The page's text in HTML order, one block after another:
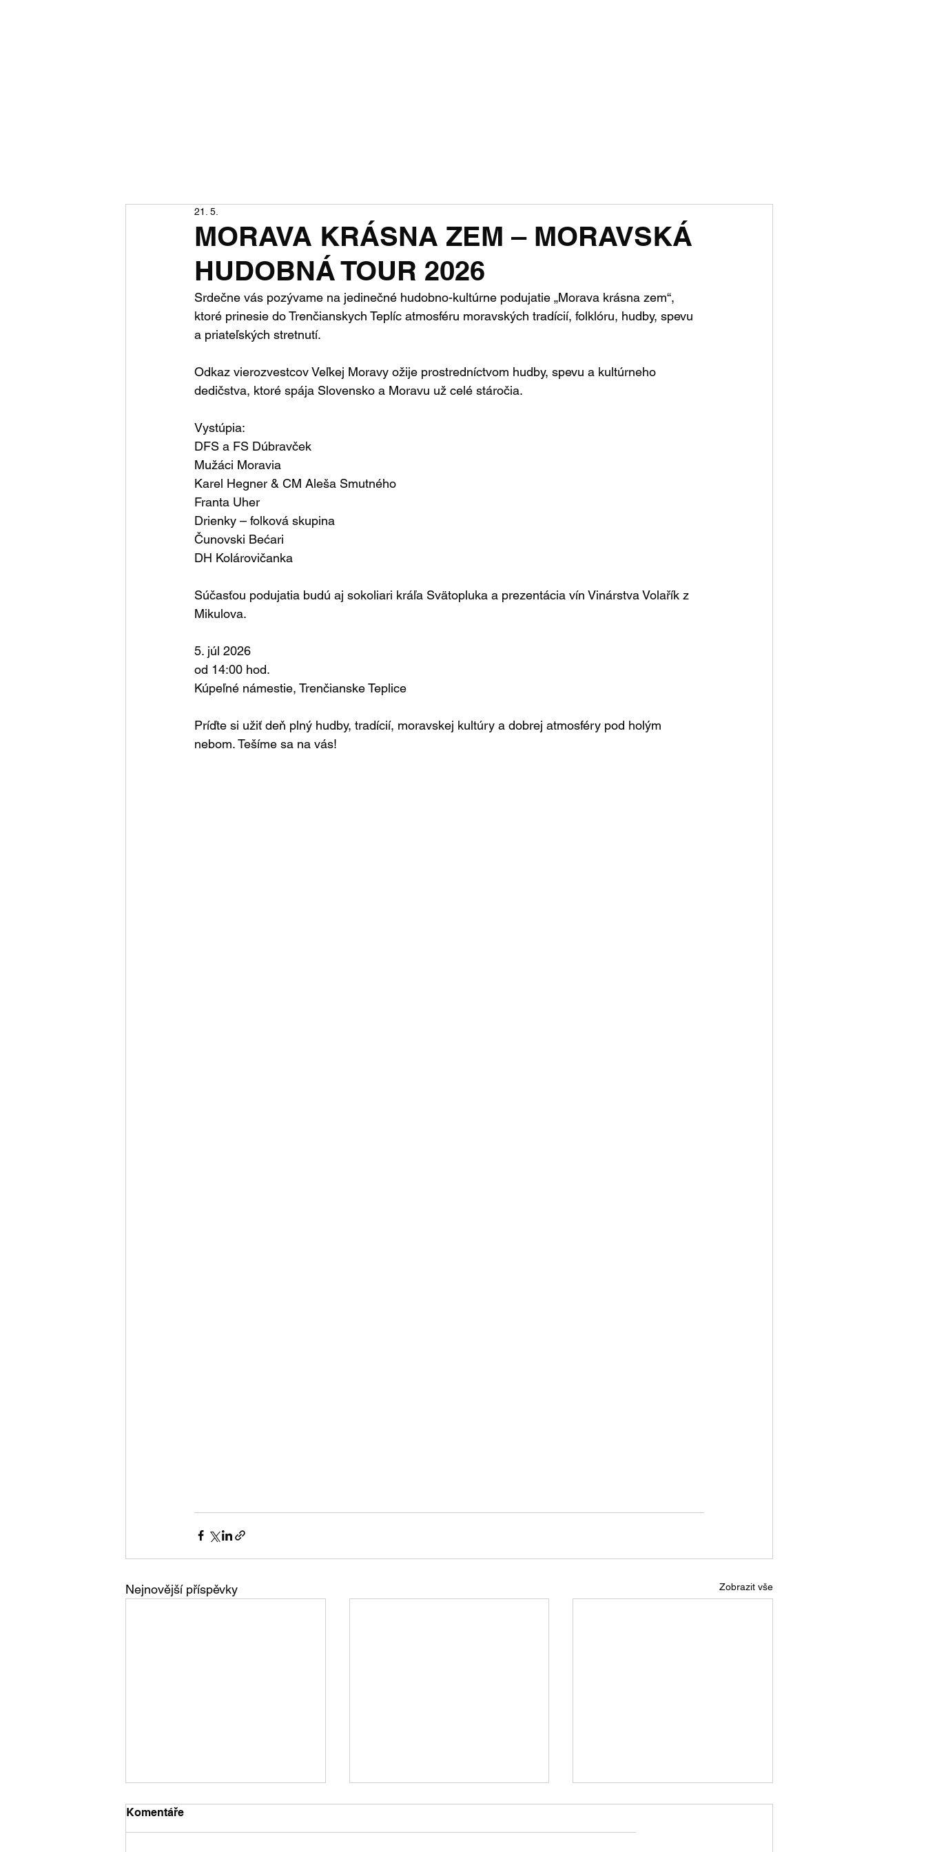
MORAVA KRÁSNA ZEM – MORAVSKÁ
HUDOBNÁ TOUR 2026
21. 5.
Srdečne vás pozývame na jedinečné hudobno-kultúrne podujatie „Morava krásna zem“,
ktoré prinesie do Trenčianskych Teplíc atmosféru moravských tradícií, folklóru, hudby, spevu
a priateľských stretnutí.
Odkaz vierozvestcov Veľkej Moravy ožije prostredníctvom hudby, spevu a kultúrneho
dedičstva, ktoré spája Slovensko a Moravu už celé stáročia.
Vystúpia:
DFS a FS Dúbravček
Mužáci Moravia
Karel Hegner & CM Aleša Smutného
Franta Uher
Drienky – folková skupina
Čunovski Bećari
DH Kolárovičanka
Súčasťou podujatia budú aj sokoliari kráľa Svätopluka a prezentácia vín Vinárstva Volařík z
Mikulova.
5. júl 2026
od 14:00 hod.
Kúpeľné námestie, Trenčianske Teplice
Príďte si užiť deň plný hudby, tradícií, moravskej kultúry a dobrej atmosféry pod holým
nebom. Tešíme sa na vás!
Nejnovější příspěvky Zobrazit vše
Komentáře